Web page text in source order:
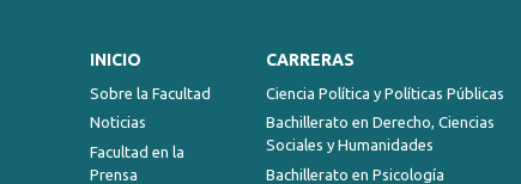
INICIO
Sobre la Facultad
Noticias
Facultad en la
Prensa
CARRERAS
Ciencia Política y Políticas Públicas
Bachillerato en Derecho, Ciencias
Sociales y Humanidades
Bachillerato en Psicología